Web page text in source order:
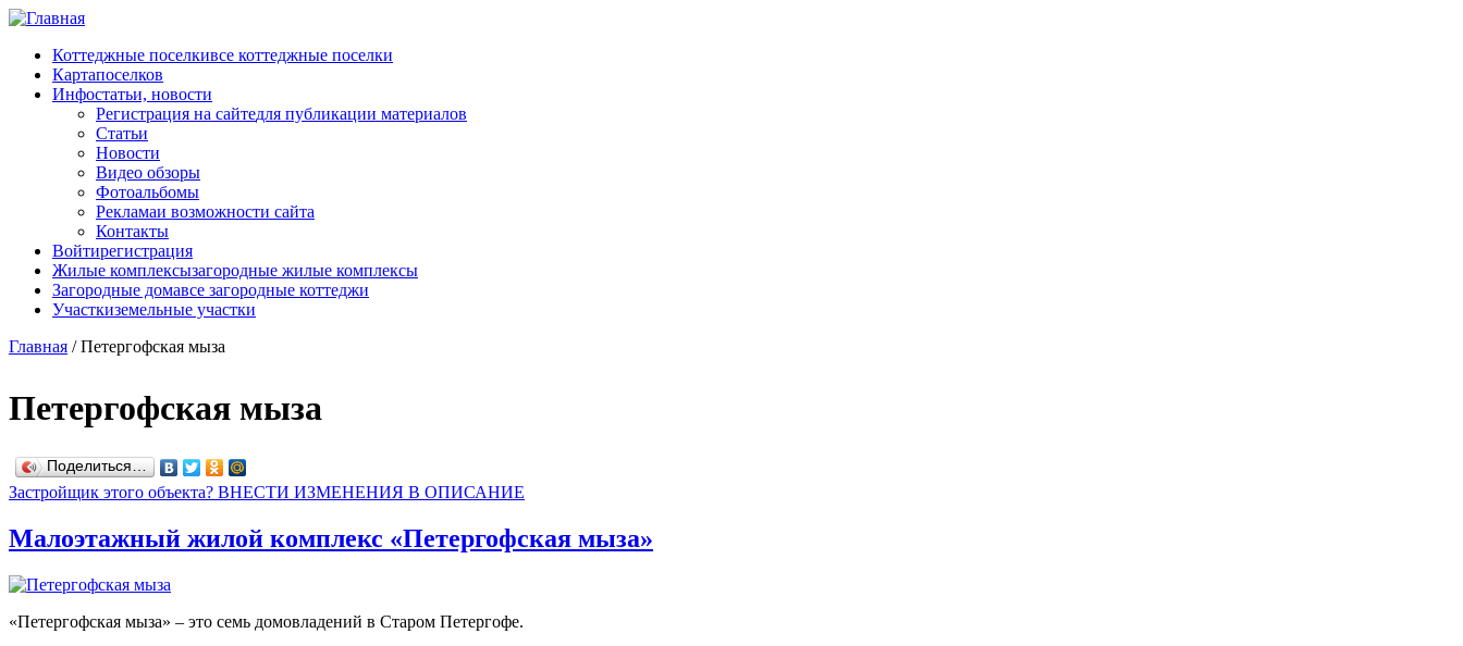
Перейти к основному содержанию
Коттеджные поселкивсе коттеджные поселки
Картапоселков
Инфостатьи, новости
Регистрация на сайтедля публикации материалов
Статьи
Новости
Видео обзоры
Фотоальбомы
Рекламаи возможности сайта
Контакты
Войтирегистрация
Жилые комплексызагородные жилые комплексы
Загородные домавсе загородные коттеджи
Участкиземельные участки
Главная /Петергофская мыза
Петергофская мыза
Поделиться…
Застройщик этого объекта? ВНЕСТИ ИЗМЕНЕНИЯ В ОПИСАНИЕ
Малоэтажный жилой комплекс «Петергофская мыза»
«Петергофская мыза» – это семь домовладений в Старом Петергофе.